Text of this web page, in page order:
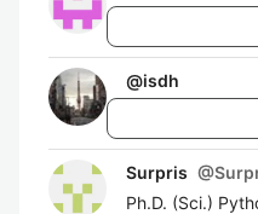
@isdh
Surpris @
Ph.D. (Sci.)